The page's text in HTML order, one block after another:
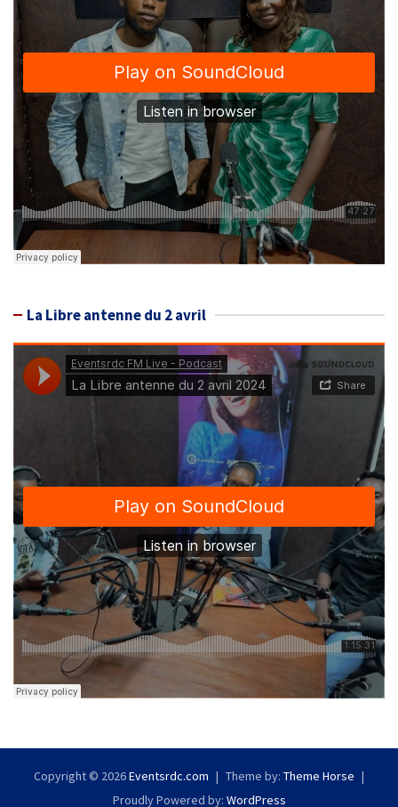
La Libre antenne du 2 avril
Copyright © 2026Eventsrdc.com Theme by: Theme Horse
Proudly Powered by: WordPress